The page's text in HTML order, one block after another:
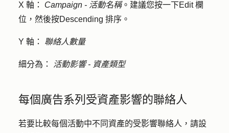
X 軸： Campaign - 活動名稱。建議您按一下Edit 欄
位 ，然後按Descending 排序。
Y 軸： 聯絡人數量
細分為： 活動影響 - 資產類型
每個廣告系列受資產影響的聯絡人
若要比較每個活動中不同資產的受影響聯絡人，請設